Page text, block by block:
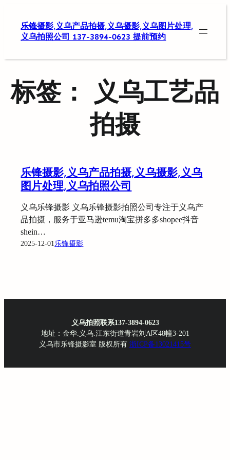
乐锋摄影,义乌产品拍摄,义乌摄影,义乌图片处理,
义乌拍照公司 137-3894-0623 提前预约
标签：
义乌工艺品
拍摄
乐锋摄影,义乌产品拍摄,义乌摄影,义乌
图片处理,义乌拍照公司
义乌乐锋摄影 义乌乐锋摄影拍照公司专注于义乌产
品拍摄，服务于亚马逊temu淘宝拼多多shopee抖音
shein…
2025-12-01乐锋摄影
义乌拍照联系137-3894-0623
地址：金华.义乌.江东街道青岩刘A区48幢3-201
义乌市乐锋摄影室 版权所有 浙ICP备13021415号